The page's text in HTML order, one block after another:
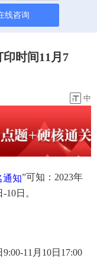
线咨询
时间11月7
中
通知”可知：2023年
日。
11月10日17:00